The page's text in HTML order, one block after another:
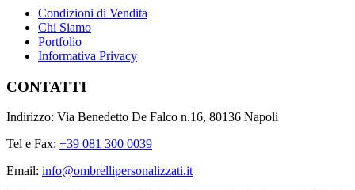
Condizioni di Vendita
Chi Siamo
Portfolio
Informativa Privacy
CONTATTI
Indirizzo: Via Benedetto De Falco n.16, 80136 Napoli
Tel e Fax: +39 081 300 0039
Email: info@ombrellipersonalizzati.it